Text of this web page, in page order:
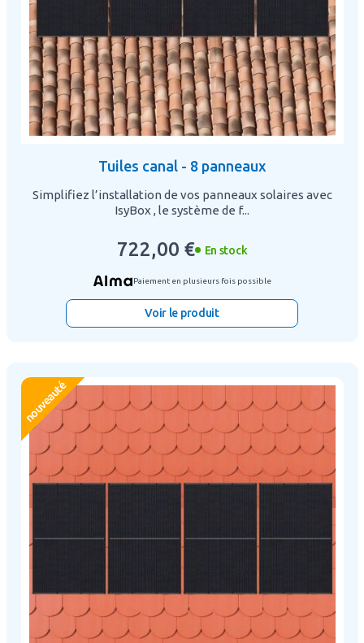
Tuiles canal - 8 panneaux
Simplifiez l’installation de vos panneaux solaires avec
IsyBox , le système de f...
722,00 € En stock
Paiement en plusieurs fois possible
Voir le produit
nouveauté